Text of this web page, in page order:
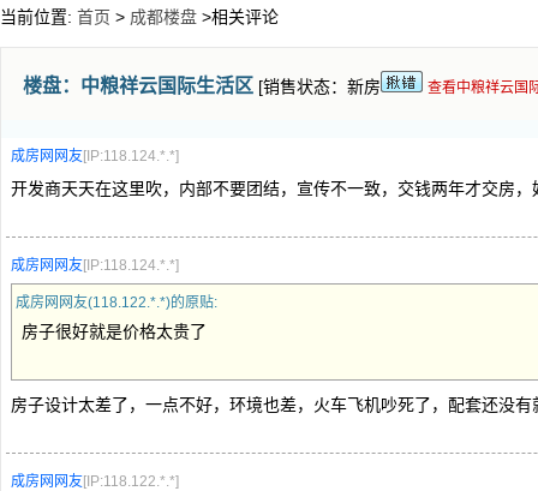
当前位置: 首页 > 成都楼盘 >相关评论
楼盘： 中粮祥云国际生活区 [销售状态：新房 查看中粮祥云国
成房网网友[IP:118.124.*.*]
开发商天天在这里吹，内部不要团结，宣传不一致，交钱两年才交房
成房网网友[IP:118.124.*.*]
成房网网友(118.122.*.*)的原贴:
房子很好就是价格太贵了
房子设计太差了，一点不好，环境也差，火车飞机吵死了，配套还没
成房网网友[IP:118.122.*.*]